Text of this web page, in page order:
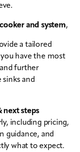
and system,
a tailored
have the most
further
and
next steps
including pricing,
guidance, and
what to expect.